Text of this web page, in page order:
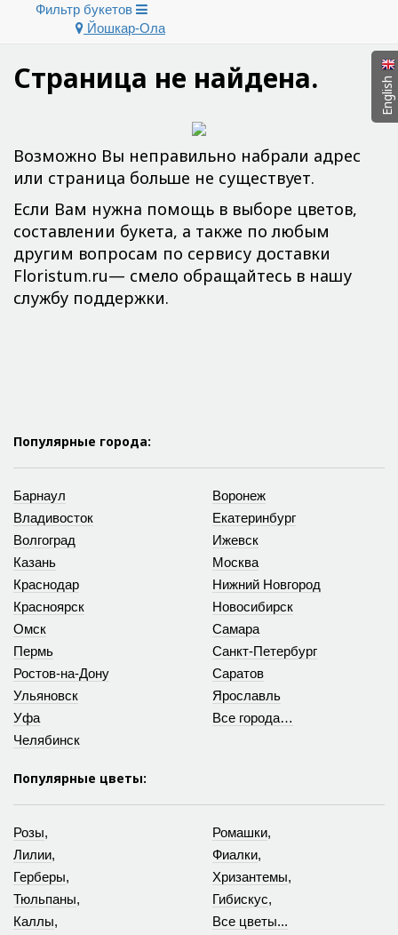
Фильтр букетов
Йошкар-Ола
Страница не найдена.
Возможно Вы неправильно набрали адрес
или страница больше не существует.
Если Вам нужна помощь в выборе цветов,
составлении букета, а также по любым
другим вопросам по сервису доставки
Floristum.ru— смело обращайтесь в нашу
службу поддержки.
Популярные города:
Барнаул
Владивосток
Волгоград
Воронеж
Екатеринбург
Ижевск
Казань
Краснодар
Красноярск
Москва
Нижний Новгород
Новосибирск
Омск
Пермь
Ростов-на-Дону
Самара
Санкт-Петербург
Саратов
Ульяновск
Уфа
Челябинск
Ярославль
Все города…
Популярные цветы:
Розы,
Лилии,
Герберы,
Тюльпаны,
Каллы,
Ромашки,
Фиалки,
Хризантемы,
Гибискус,
Все цветы...
English